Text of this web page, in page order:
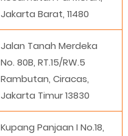
Jakarta Barat, 11480
Jalan Tanah Merdeka
No. 80B, RT.15/RW.5
Rambutan, Ciracas,
Jakarta Timur 13830
Kupang Panjaan I No.18,